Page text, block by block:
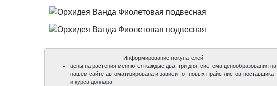
Информирование покупателей
цены на растения меняются каждые два, три дня, система ценообразования на
нашем сайте автоматизирована и зависит от новых прайс-листов поставщика
и курса доллара